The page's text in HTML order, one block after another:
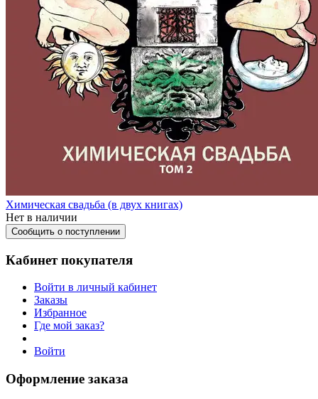
Химическая свадьба (в двух книгах)
Нет в наличии
Сообщить о поступлении
Кабинет покупателя
Войти в личный кабинет
Заказы
Избранное
Где мой заказ?
Войти
Оформление заказа